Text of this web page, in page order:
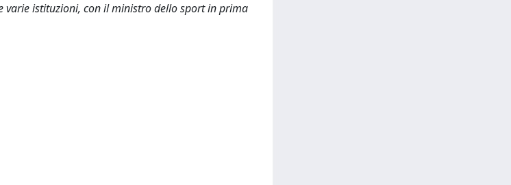
varie istituzioni, con il ministro dello sport in prima